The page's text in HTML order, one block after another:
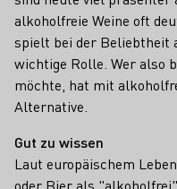
alkoholfreie Weine oft
spielt bei der Beliebtheit
wichtige Rolle. Wer also
möchte, hat mit
Alternative.
Gut zu wissen
Laut europäischem
oder Bier als